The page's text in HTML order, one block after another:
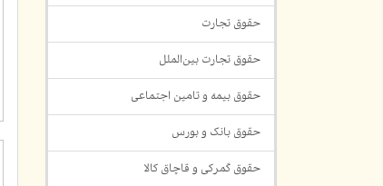
حقوق تجارت
حقوق تجارت بین‌الملل
حقوق بیمه و تامین اجتماعی
حقوق بانک و بورس
حقوق گمرکی و قاچاق کالا